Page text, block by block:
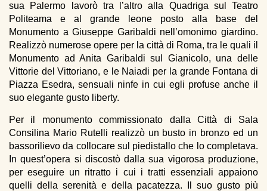
sua Palermo lavorò tra l’altro alla Quadriga sul Teatro
Politeama e al grande leone posto alla base del
Monumento a Giuseppe Garibaldi nell’omonimo giardino.
Realizzò numerose opere per la città di Roma, tra le quali il
Monumento ad Anita Garibaldi sul Gianicolo, una delle
Vittorie del Vittoriano, e le Naiadi per la grande Fontana di
Piazza Esedra, sensuali ninfe in cui egli profuse anche il
suo elegante gusto liberty.
Per il monumento commissionato dalla Città di Sala
Consilina Mario Rutelli realizzò un busto in bronzo ed un
bassorilievo da collocare sul piedistallo che lo completava.
In quest’opera si discostò dalla sua vigorosa produzione,
per eseguire un ritratto i cui i tratti essenziali appaiono
quelli della serenità e della pacatezza. Il suo gusto più